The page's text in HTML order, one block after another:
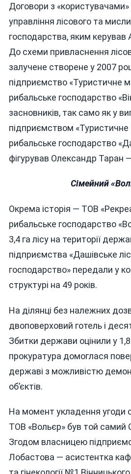
Договори з
управління лісового та
господарства, яким керував
До схеми привласнення
залучене створене у 2007
підприємство «Туристичне
рибальське господарство
засновників, так само як у
підприємством
рибальське господарство
фігурував Олександр Таран
Сімейний
Окрема історія — ТОВ
рибальське господарство
3,4 га лісу на території
підприємства «Дашівське
господарство» передали у
структурі на 49 років.
На ділянці без належних
двоповерховий готель і
Збитки держави оцінили у
прокуратура домоглася
державі з можливістю
об’єктів.
На момент укладення угоди
ТОВ «Вольєр» був той самий
Згодом власницею
Лобастова — асистентка